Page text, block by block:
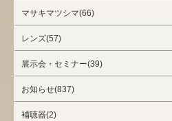
マサキマツシマ(66)
レンズ(57)
展示会・セミナー(39)
お知らせ(837)
補聴器(2)